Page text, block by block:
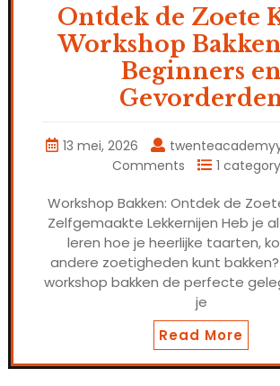
Ontdek de Zoete
Workshop
Beginners en
13 mei, 2026
Comments
1 category
Workshop Bakken: Ontdek de
Zelfgemaakte Lekkernijen Heb je
leren hoe je heerlijke taarten,
andere zoetigheden kunt
workshop bakken de perfecte
je
Read More